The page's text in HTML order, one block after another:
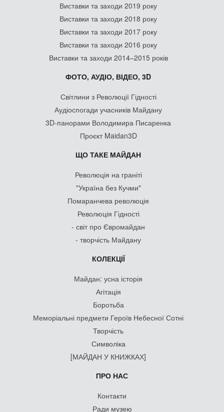
Виставки та заходи 2019 року
Виставки та заходи 2018 року
Виставки та заходи 2017 року
Виставки та заходи 2016 року
Виставки та заходи 2014–2015 років
ФОТО, АУДІО, ВІДЕО, 3D
Світлини з Революції Гідності
Аудіоспогади учасників Майдану
3D-панорами Володимира Писаренка
Проєкт Maidan3D
ЩО ТАКЕ МАЙДАН
Революція на граніті
"Україна без Кучми"
Помаранчева революція
Революція Гідності
- світ про Євромайдан
- творчість Майдану
КОЛЕКЦІЇ
Майдан: усна історія
Агітація
Боротьба
Меморіальні предмети Героїв Небесної Сотні
Творчість
Символіка
[МАЙДАН У КНИЖКАХ]
ПРО НАС
Контакти
Ради музею